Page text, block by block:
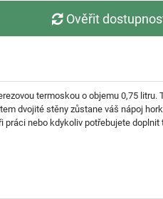
Ověřit
termoskou o objemu 0,75
dvojité stěny zůstane váš nápoj
nebo kdykoliv potřebujete doplnit